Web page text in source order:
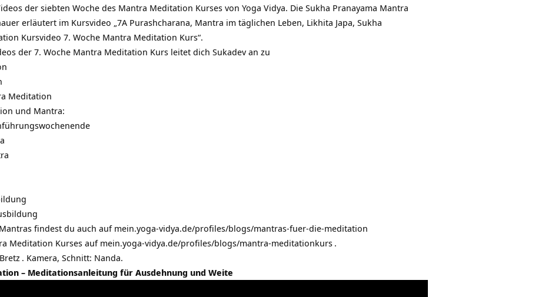
der siebten Woche des Mantra Meditation Kurses von Yoga Vidya. Die Sukha Pranayama Mantra
erläutert im Kursvideo „7A Purashcharana, Mantra im täglichen Leben, Likhita Japa, Sukha
Kursvideo 7. Woche Mantra Meditation Kurs“.
der 7. Woche Mantra Meditation Kurs leitet dich Sukadev an zu
Meditation
und Mantra:
findest du auch auf mein.yoga-vidya.de/profiles/blogs/mantras-fuer-die-meditation
Meditation Kurses auf mein.yoga-vidya.de/profiles/blogs/mantra-meditationkurs .
. Kamera, Schnitt: Nanda.
– Meditationsanleitung für Ausdehnung und Weite